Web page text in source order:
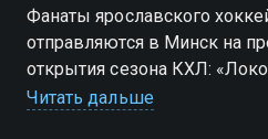
Фанаты ярославского
отправляются в Минск на
открытия сезона КХЛ:
Но матчу не суждено
Читать дальше